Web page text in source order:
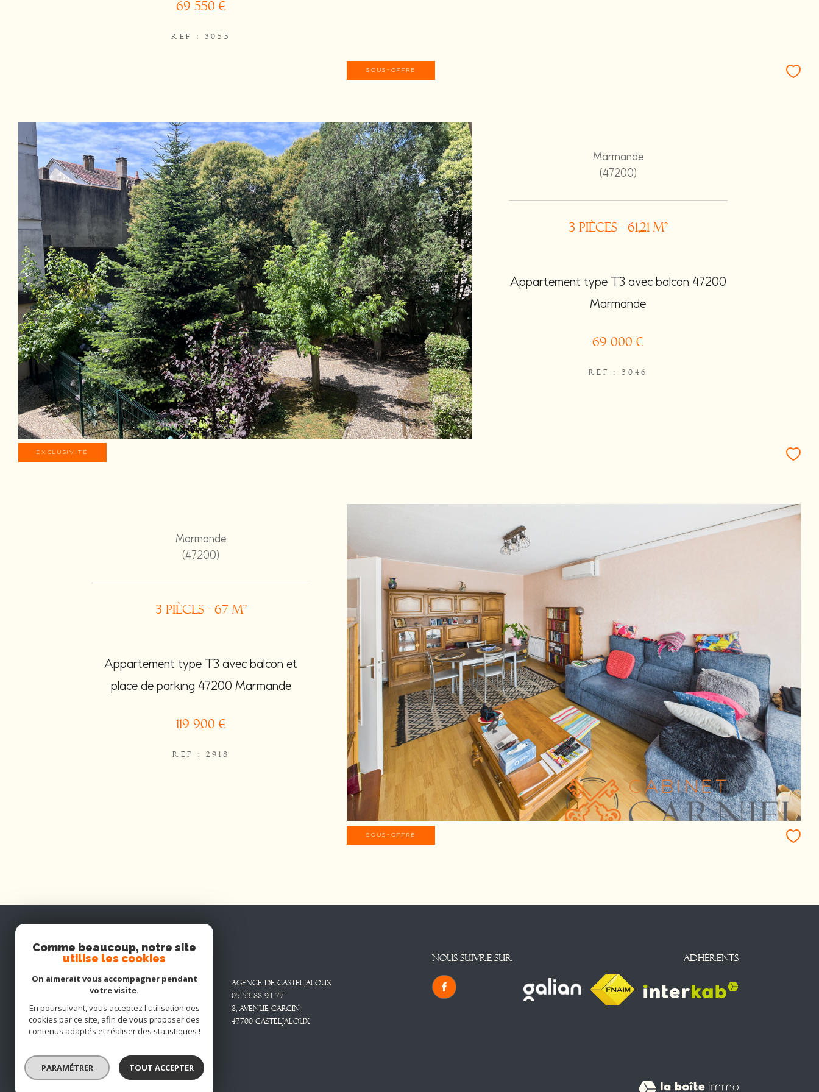
69 550 €
REF : 3055
SOUS-OFFRE
Marmande
(47200)
3 pièces - 61,21 m²
Appartement type T3 avec balcon 47200
Marmande
69 000 €
REF : 3046
EXCLUSIVITÉ
Marmande
(47200)
3 pièces - 67 m²
Appartement type T3 avec balcon et
place de parking 47200 Marmande
119 900 €
REF : 2918
SOUS-OFFRE
Agence De Marmande
05 53 64 23 23
30 Boulevard Raymond
Fourcade
47200
Marmande
Agence De Casteljaloux
05 53 88 94 77
8, Avenue CARCIN
47700
CASTELJALOUX
NOUS SUIVRE SUR Adhérents
Comme beaucoup, notre site
utilise les cookies
On aimerait vous accompagner pendant
votre visite.
En poursuivant, vous acceptez l'utilisation des
cookies par ce site, afin de vous proposer des
contenus adaptés et réaliser des statistiques !
PARAMÉTRER TOUT ACCEPTER